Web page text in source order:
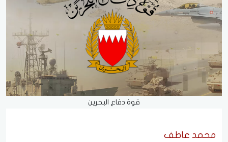
قوة دفاع البحرين
محمد عاطف